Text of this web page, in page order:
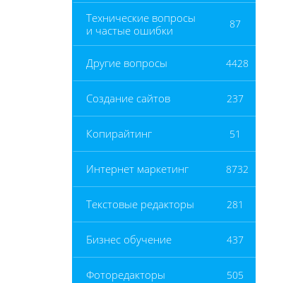
Технические вопросы
и частые ошибки
87
Другие вопросы 4428
Создание сайтов 237
Копирайтинг 51
Интернет маркетинг 8732
Текстовые редакторы 281
Бизнес обучение 437
Фоторедакторы 505